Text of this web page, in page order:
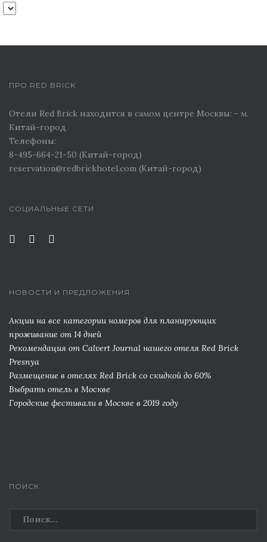
ПРО RED BRICK
Отели Red Brick находится в самом центре Москвы: - м.
Китай-город
Телефоны:
8-495-664-21-50 (Китай-город)
reservation@redbrickhotel.com (Китай-город)
СОЦИАЛЬНЫЕ СЕТИ
НОВОСТИ И ПРЕДЛОЖЕНИЯ
Акции на все категории номеров для планирующих
проживание от 14 дней
Рекомендация от Сalvert Journal нашего отеля Red Brick
Presnya
Размещение в отелях Red Brick со скидкой до 60%
Выбрать отель в Москве
Городские фестивали в Москве в 2019 году
ПОИСК
Найти: